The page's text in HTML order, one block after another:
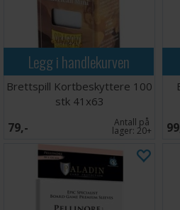
Legg i handlekurven
Brettspill Kortbeskyttere 100
stk 41x63
79,- Antall på
lager: 20+